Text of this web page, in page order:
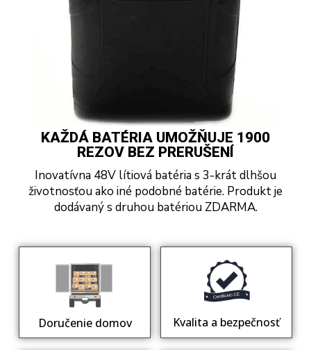
KAŽDÁ BATÉRIA UMOŽŇUJE 1900
REZOV BEZ PRERUŠENÍ
Inovatívna 48V lítiová batéria s 3-krát dlhšou
životnosťou ako iné podobné batérie. Produkt je
dodávaný s druhou batériou ZDARMA.
Doručenie domov Kvalita a bezpečnosť